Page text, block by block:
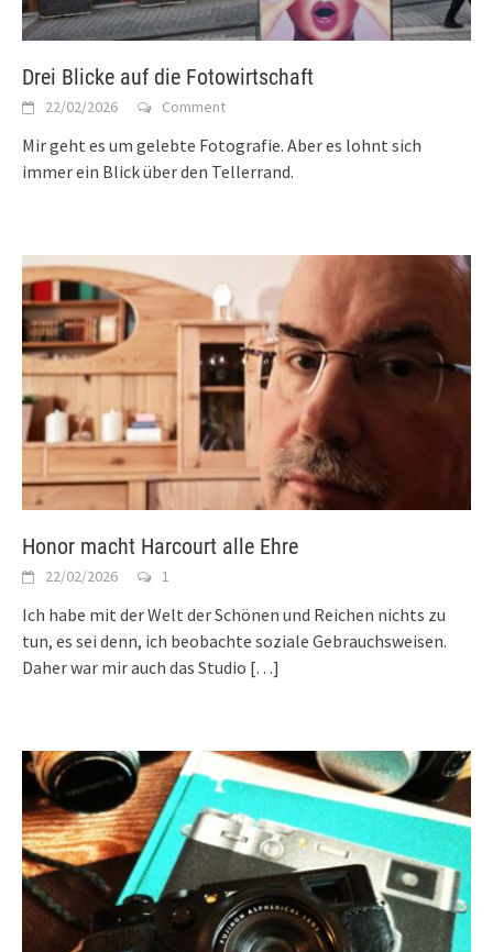
Drei Blicke auf die Fotowirtschaft
22/02/2026 Comment
Mir geht es um gelebte Fotografie. Aber es lohnt sich
immer ein Blick über den Tellerrand.
Honor macht Harcourt alle Ehre
22/02/2026 1
Ich habe mit der Welt der Schönen und Reichen nichts zu
tun, es sei denn, ich beobachte soziale Gebrauchsweisen.
Daher war mir auch das Studio […]